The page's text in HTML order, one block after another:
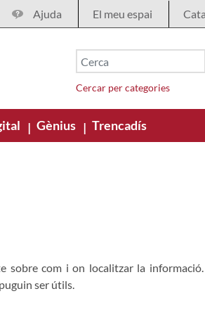
Ajuda El meu espai
Cercar per categories
| Gènius | Trencadís
sobre com i on localitzar la
ser útils.